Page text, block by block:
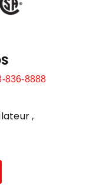
836-8888
,